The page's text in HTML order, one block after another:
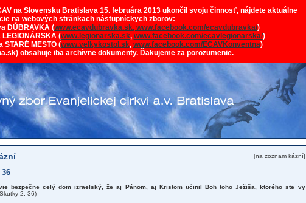
na Slovensku Bratislava 15. februára 2013 ukončil svoju činnosť, nájdete aktuálne
na webových stránkach nástupníckych zborov:
DÚBRAVKA (www.ecavdubravka.sk, www.facebook.com/ecavdubravka/)
(www.legionarska.sk, www.facebook.com/ecavlegionarska/)
MESTO (www.velkykostol.sk, www.facebook.com/ECAVKonventna)
obsahuje iba archívne dokumenty. Ďakujeme za porozumenie.
[na zoznam kázní]
bezpečne celý dom izraelský, že aj Pánom, aj Kristom učinil Boh toho Ježiša, ktorého ste vy
2, 36)